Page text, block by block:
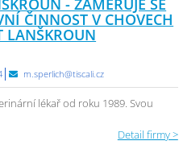
- ZAMĚŘUJE SE
ČINNOST V CHOVECH
LANŠKROUN
m.sperlich@tiscali.cz
lékař od roku 1989. Svou
Detail firmy >